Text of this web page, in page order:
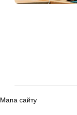
Мапа сайту